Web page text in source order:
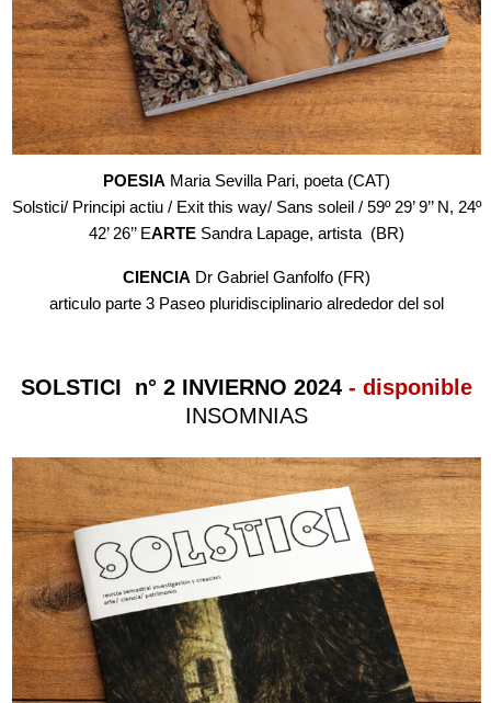
POESIA Maria Sevilla Pari, poeta (CAT)
Solstici/ Principi actiu / Exit this way/ Sans soleil / 59º 29’ 9’’ N, 24º
42’ 26’’ EARTE Sandra Lapage, artista (BR)
CIENCIA Dr Gabriel Ganfolfo (FR)
articulo parte 3 Paseo pluridisciplinario alrededor del sol
SOLSTICI n° 2 INVIERNO 2024 - disponible
INSOMNIAS